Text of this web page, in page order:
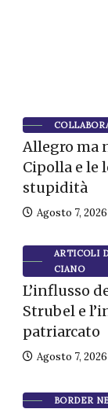
Allegro ma
Cipolla e le
stupidità
Agosto 7, 2026
ARTICOLI
CIANO
L’influsso
Strubel e
patriarcato
Agosto 7, 2026
BORDER